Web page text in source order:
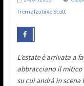
Tremalzo bike Scott
L’estate è arrivata a
abbracciano il mitico
su cui andrà in scena